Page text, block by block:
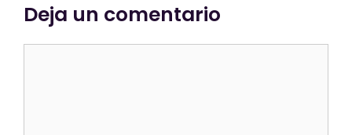
Deja un comentario